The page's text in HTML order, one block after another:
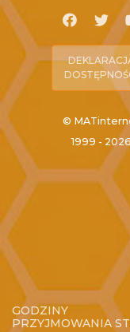
©
1999 -
GODZINY
PRZYJMOWANIA